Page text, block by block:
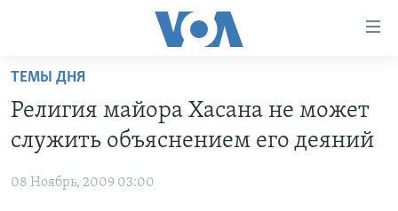
Перейти
основной
контент
Перейти
НОВОСТИ ЗА МИНУТУ
ПРОЕКТЫ
УЧИМ АНГЛИЙСКИЙ
ЭКСПЕРТИЗА
ТЕМЫ ДНЯ
Религия майора Хасана не может
служить объяснением его деяний
08 Ноябрь, 2009 03:00